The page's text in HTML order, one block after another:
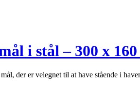
i stål – 300 x
der er velegnet til at have stående i